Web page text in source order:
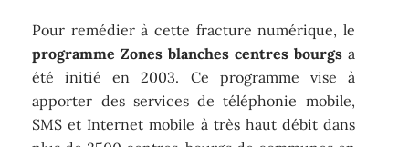
Pour remédier à cette fracture numérique, le
programme Zones blanches centres bourgsa
été initié en 2003. Ce programme vise à
apporter des services de téléphonie mobile,
SMS et Internet mobile à très haut débit dans